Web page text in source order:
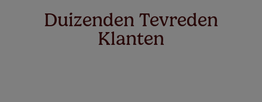
Duizenden Tevreden
Klanten